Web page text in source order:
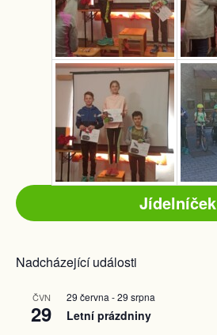
Jídelníček
Nadcházející události
ČVN
29
29 června -29 srpna
Letní prázdniny